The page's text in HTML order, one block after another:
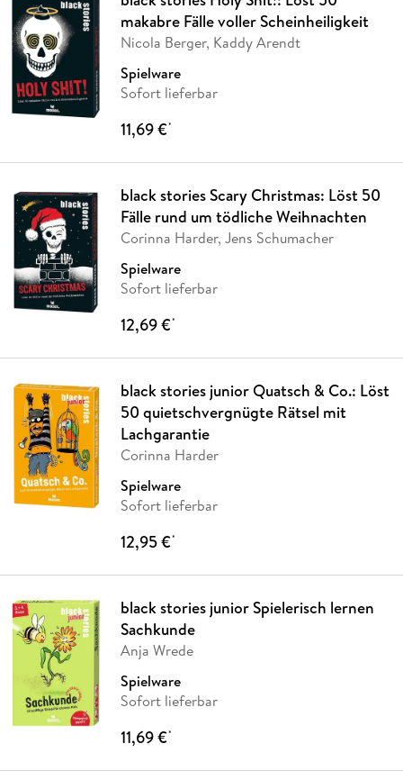
makabre Fälle voller Scheinheiligkeit
Nicola Berger, Kaddy Arendt
Spielware
Sofort lieferbar
11,69 €*
black stories Scary Christmas: Löst 50
Fälle rund um tödliche Weihnachten
Corinna Harder, Jens Schumacher
Spielware
Sofort lieferbar
12,69 €*
black stories junior Quatsch & Co.: Löst
50 quietschvergnügte Rätsel mit
Lachgarantie
Corinna Harder
Spielware
Sofort lieferbar
12,95 €*
black stories junior Spielerisch lernen
Sachkunde
Anja Wrede
Spielware
Sofort lieferbar
11,69 €*